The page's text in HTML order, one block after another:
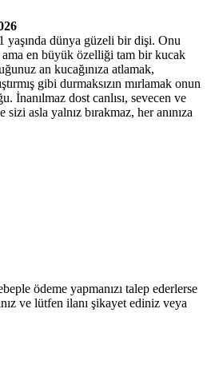
yaşında dünya güzeli bir dişi. Onu
en büyük özelliği tam bir kucak
an kucağınıza atlamak,
gibi durmaksızın mırlamak onun
İnanılmaz dost canlısı, sevecen ve
asla yalnız bırakmaz, her anınıza
ödeme yapmanızı talep ederlerse
ve lütfen ilanı şikayet ediniz veya